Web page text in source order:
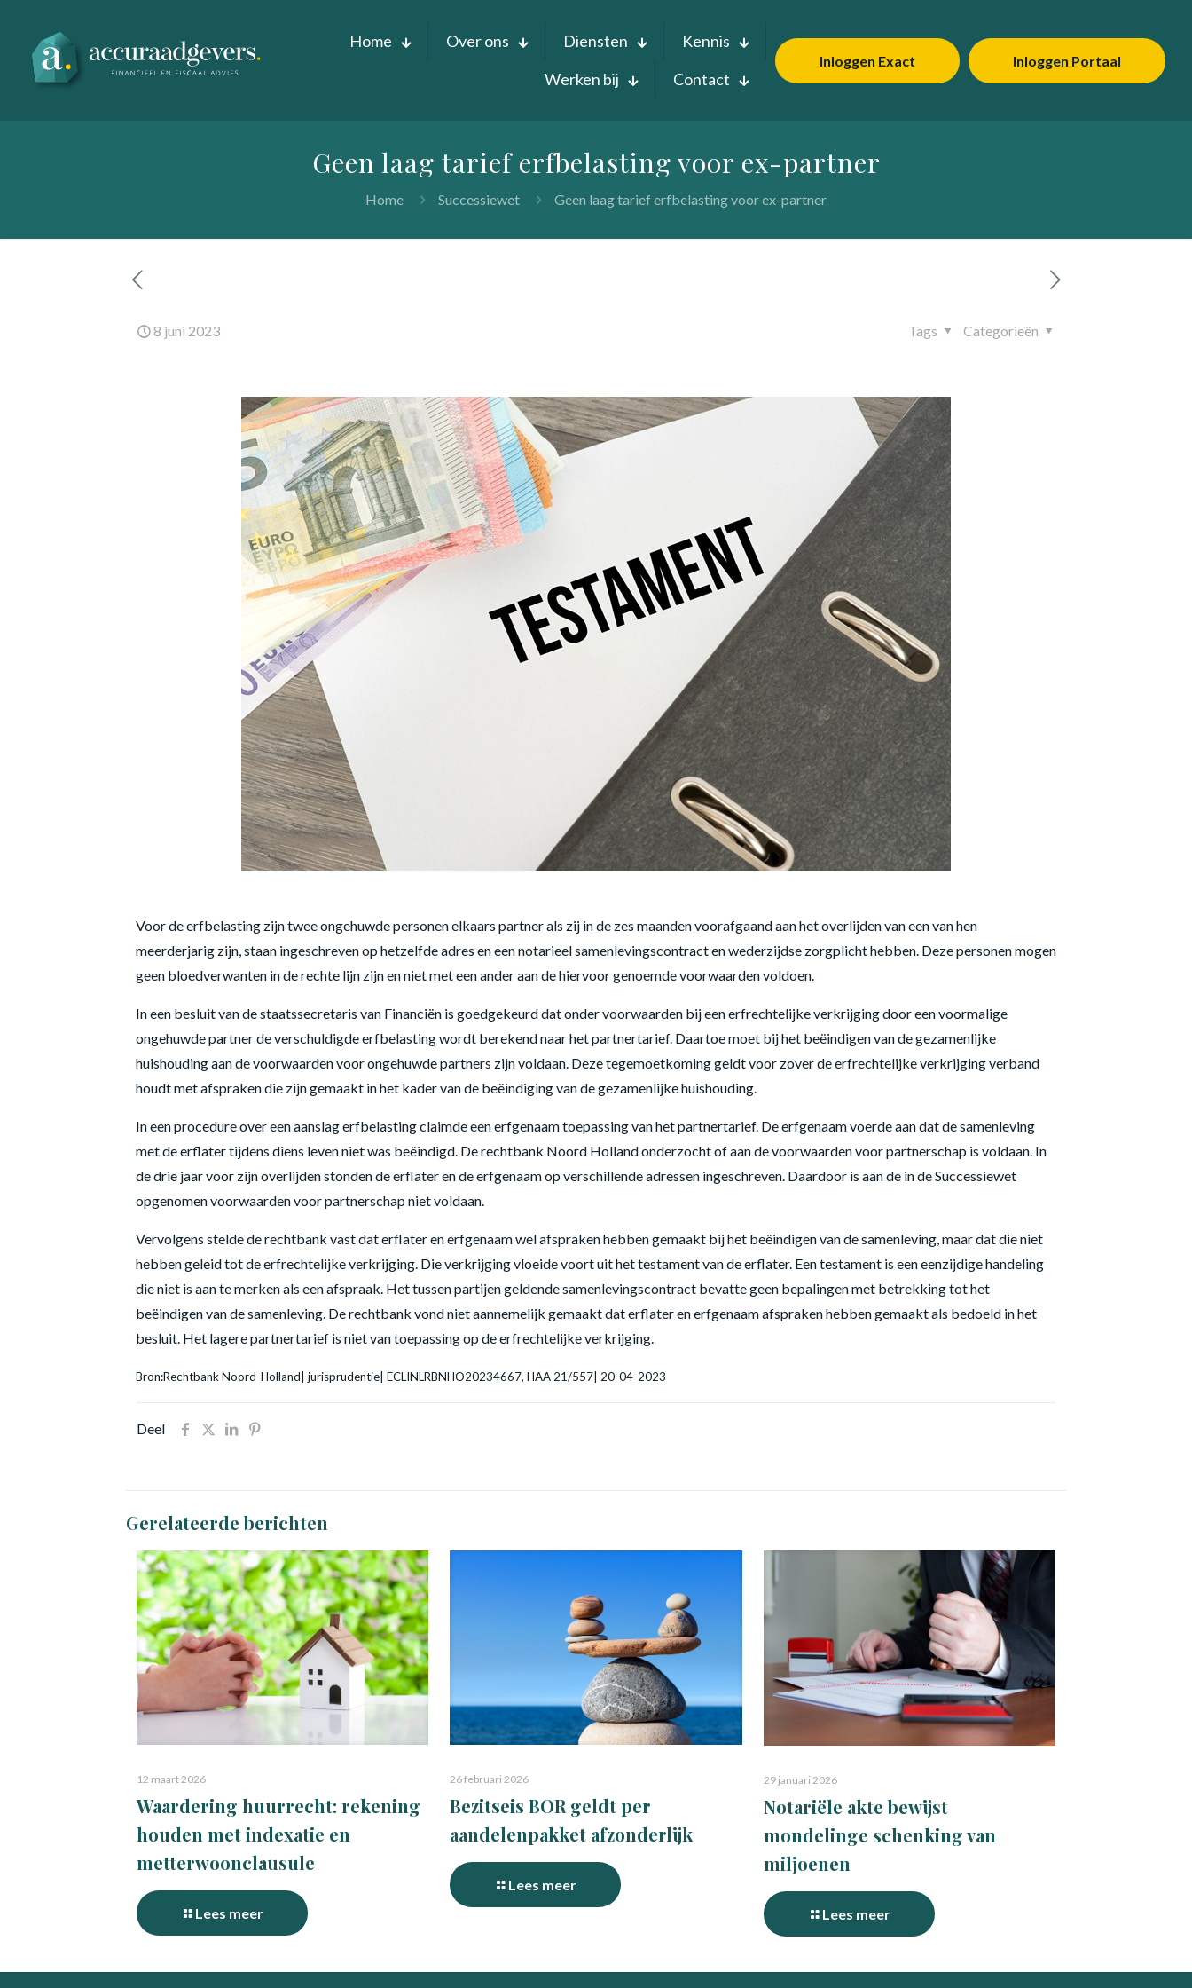
Home Over ons Diensten
Kennis
Werken bij
Contact
Inloggen Exact Inloggen Portaal
Geen laag tarief erfbelasting voor ex-partner
Home Successiewet Geen laag tarief erfbelasting voor ex-partner
8 juni 2023 Categorieën
Tags
Voor de erfbelasting zijn twee ongehuwde personen elkaars partner als zij in de zes maanden voorafgaand aan het overlijden van een van hen
meerderjarig zijn, staan ingeschreven op hetzelfde adres en een notarieel samenlevingscontract en wederzijdse zorgplicht hebben. Deze personen mogen
geen bloedverwanten in de rechte lijn zijn en niet met een ander aan de hiervoor genoemde voorwaarden voldoen.
In een besluit van de staatssecretaris van Financiën is goedgekeurd dat onder voorwaarden bij een erfrechtelijke verkrijging door een voormalige
ongehuwde partner de verschuldigde erfbelasting wordt berekend naar het partnertarief. Daartoe moet bij het beëindigen van de gezamenlijke
huishouding aan de voorwaarden voor ongehuwde partners zijn voldaan. Deze tegemoetkoming geldt voor zover de erfrechtelijke verkrijging verband
houdt met afspraken die zijn gemaakt in het kader van de beëindiging van de gezamenlijke huishouding.
In een procedure over een aanslag erfbelasting claimde een erfgenaam toepassing van het partnertarief. De erfgenaam voerde aan dat de samenleving
met de erflater tijdens diens leven niet was beëindigd. De rechtbank Noord Holland onderzocht of aan de voorwaarden voor partnerschap is voldaan. In
de drie jaar voor zijn overlijden stonden de erflater en de erfgenaam op verschillende adressen ingeschreven. Daardoor is aan de in de Successiewet
opgenomen voorwaarden voor partnerschap niet voldaan.
Vervolgens stelde de rechtbank vast dat erflater en erfgenaam wel afspraken hebben gemaakt bij het beëindigen van de samenleving, maar dat die niet
hebben geleid tot de erfrechtelijke verkrijging. Die verkrijging vloeide voort uit het testament van de erflater. Een testament is een eenzijdige handeling
die niet is aan te merken als een afspraak. Het tussen partijen geldende samenlevingscontract bevatte geen bepalingen met betrekking tot het
beëindigen van de samenleving. De rechtbank vond niet aannemelijk gemaakt dat erflater en erfgenaam afspraken hebben gemaakt als bedoeld in het
besluit. Het lagere partnertarief is niet van toepassing op de erfrechtelijke verkrijging.
Bron:Rechtbank Noord-Holland| jurisprudentie| ECLINLRBNHO20234667, HAA 21/557| 20-04-2023
Deel
Gerelateerde berichten
12 maart 2026
Waardering huurrecht: rekening
houden met indexatie en
metterwoonclausule
Lees meer
26 februari 2026
Bezitseis BOR geldt per
aandelenpakket afzonderlijk
Lees meer
29 januari 2026
Notariële akte bewijst
mondelinge schenking van
miljoenen
Lees meer